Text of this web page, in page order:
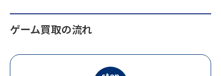
ゲーム買取の流れ